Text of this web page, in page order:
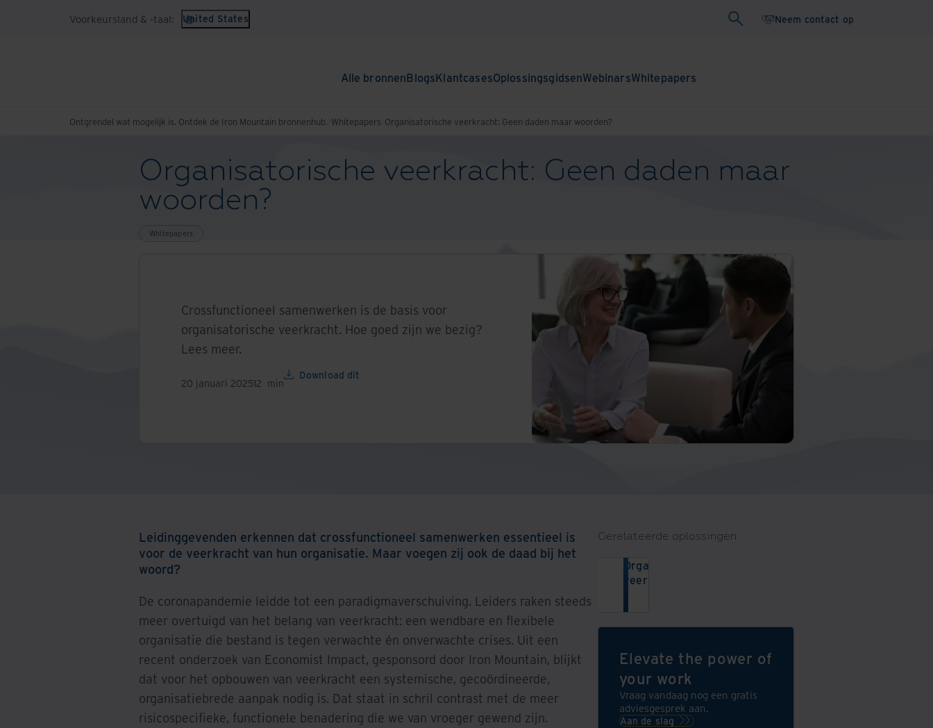
Voorkeursland & -taal: United States Neem contact op
Alle bronnenBlogsKlantcasesOplossingsgidsenWebinarsWhitepapers
Ontgrendel wat mogelijk is. Ontdek de Iron Mountain bronnenhub. Whitepapers Organisatorische veerkracht: Geen daden maar woorden?
Organisatorische veerkracht: Geen daden maar
woorden?
Whitepapers
Crossfunctioneel samenwerken is de basis voor
organisatorische veerkracht. Hoe goed zijn we bezig?
Lees meer.
20 januari 202512 min
Download dit
Leidinggevenden erkennen dat crossfunctioneel samenwerken essentieel is
voor de veerkracht van hun organisatie. Maar voegen zij ook de daad bij het
woord?
De coronapandemie leidde tot een paradigmaverschuiving. Leiders raken steeds
meer overtuigd van het belang van veerkracht: een wendbare en flexibele
organisatie die bestand is tegen verwachte én onverwachte crises. Uit een
recent onderzoek van Economist Impact, gesponsord door Iron Mountain, blijkt
dat voor het opbouwen van veerkracht een systemische, gecoördineerde,
organisatiebrede aanpak nodig is. Dat staat in schril contrast met de meer
risicospecifieke, functionele benadering die we van vroeger gewend zijn.
Gerelateerde oplossingen
Organisatorische
veerkracht
Elevate the power of
your work
Vraag vandaag nog een gratis
adviesgesprek aan.
Aan de slag